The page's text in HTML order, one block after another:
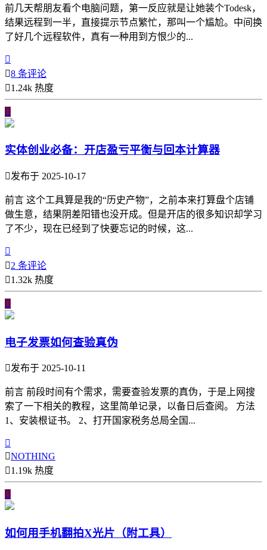
前几天帮朋友看个电脑问题，第一反应就是让她装个Todesk，
结果远程到一半，直接提示节点繁忙，那叫一个尴尬。中间换
了好几个远程软件，真有一种用到方恨少的...

8 条评论
1.24k 热度

实体创业必备：开店盈亏平衡与回本计算器
发布于 2025-10-17
前言 这个工具算是我的“历史产物”，之前本来打算盘个店铺
做生意，结果阴差阳错也没开成。但是开店的很多知识却学习
了不少，现在已经到了快要忘记的时候，这...

2 条评论
1.32k 热度

电子发票如何查验真伪
发布于 2025-10-11
前言 前段时间有个需求，需要查验发票的真伪，于是上网搜
索了一下相关的教程，这里简单记录，以备日后查阅。 方法
1、安装根证书。 2、打开国家税务总局全国...

NOTHING
1.19k 热度

如何用手机翻拍X光片（附工具）